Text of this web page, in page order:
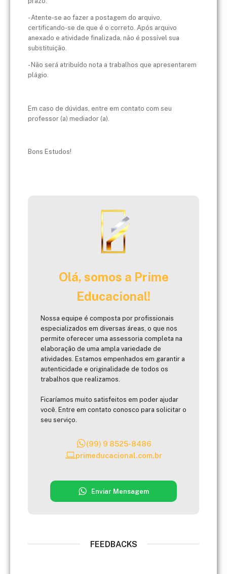
- Atente-se ao fazer a postagem do arquivo,
certificando-se de que é o correto. Após arquivo
anexado e atividade finalizada, não é possível sua
substituição.
- Não será atribuído nota a trabalhos que apresentarem
plágio.
Em caso de dúvidas, entre em contato com seu
professor (a) mediador (a).
Bons Estudos!
Olá, somos a Prime
Educacional!
Nossa equipe é composta por profissionais
especializados em diversas áreas, o que nos
permite oferecer uma assessoria completa na
elaboração de uma ampla variedade de
atividades. Estamos empenhados em garantir a
autenticidade e originalidade de todos os
trabalhos que realizamos.
Ficaríamos muito satisfeitos em poder ajudar
você. Entre em contato conosco para solicitar o
seu serviço.
(99) 9 8525-8486
primeducacional.com.br
Enviar Mensagem
FEEDBACKS